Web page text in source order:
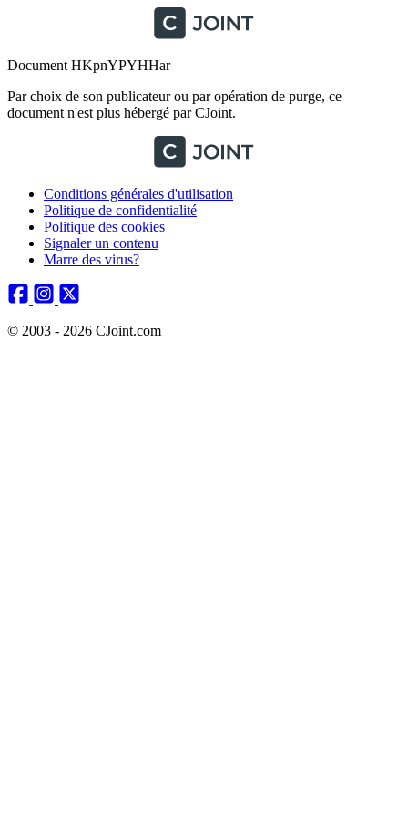
Document HKpnYPYHHar
Par choix de son publicateur ou par opération de purge, ce
document n'est plus hébergé par CJoint.
Conditions générales d'utilisation
Politique de confidentialité
Politique des cookies
Signaler un contenu
Marre des virus?
© 2003 - 2026 CJoint.com